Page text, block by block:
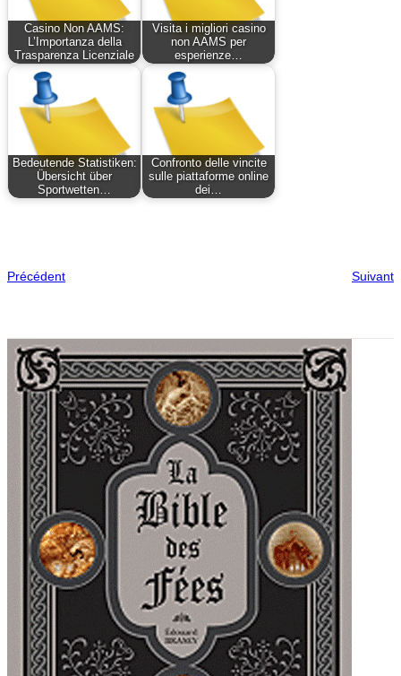
Casino Non AAMS:
L’Importanza della
Trasparenza Licenziale
Visita i migliori casino
non AAMS per
esperienze…
Bedeutende Statistiken:
Übersicht über
Sportwetten…
Confronto delle vincite
sulle piattaforme online
dei…
Précédent Suivant